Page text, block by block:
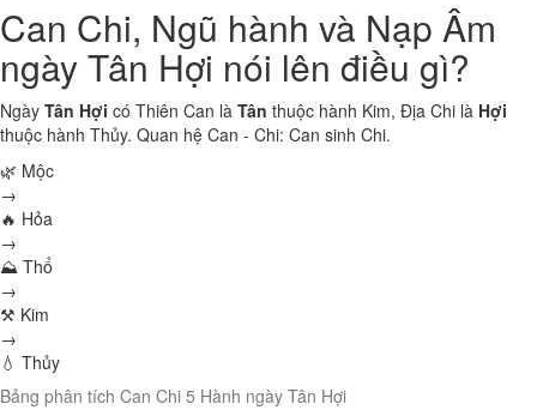
Can Chi, Ngũ hành và Nạp Âm
ngày Tân Hợi nói lên điều gì?
Ngày Tân Hợi có Thiên Can là Tân thuộc hành Kim, Địa Chi là Hợi
thuộc hành Thủy. Quan hệ Can - Chi: Can sinh Chi.
🌿 Mộc
→
🔥 Hỏa
→
⛰ Thổ
→
⚒ Kim
→
💧 Thủy
Bảng phân tích Can Chi 5 Hành ngày Tân Hợi